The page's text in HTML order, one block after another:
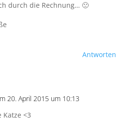
durch die Rechnung… 🙁
Antworten
20. April 2015 um 10:13
Katze <3